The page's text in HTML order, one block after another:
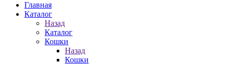
Главная
Каталог
Назад
Каталог
Кошки
Назад
Кошки